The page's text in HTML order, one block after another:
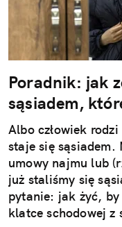
Poradnik: jak
sąsiadem,
Albo człowiek
staje się sąsiadem.
umowy najmu lub
już staliśmy się
pytanie: jak żyć,
klatce schodowej z